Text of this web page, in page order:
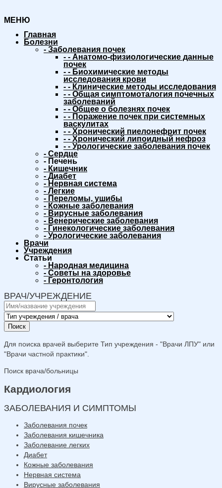
МЕНЮ
Главная
Болезни
- Заболевания почек
- - Анатомо-физиологические данные
почек
- - Биохимические методы
исследования крови
- - Клинические методы исследования
- - Общая симптомоталогия почечных
заболеваний
- - Общее о болезнях почек
- - Поражение почек при системных
васкулитах
- - Хронический пиелонефрит почек
- - Хронический липоидный нефроз
- - Урологические заболевания почек
- Сердце
- Печень
- Кишечник
- Диабет
- Нервная система
- Легкие
- Переломы, ушибы
- Кожные заболевания
- Вирусные заболевания
- Венерические заболевания
- Гинекологические заболевания
- Урологические заболевания
Врачи
Учреждения
Статьи
- Народная медицина
- Советы на здоровье
- Геронтология
ВРАЧ/УЧРЕЖДЕНИЕ
Поиск
Для поиска врачей выберите Тип учреждения - "Врачи ЛПУ" или
"Врачи частной практики".
Поиск врача/больницы
Кардиология
ЗАБОЛЕВАНИЯ И СИМПТОМЫ
Заболевания почек
Заболевания кишечника
Заболевание легких
Диабет
Кожные заболевания
Нервная система
Вирусные заболевания